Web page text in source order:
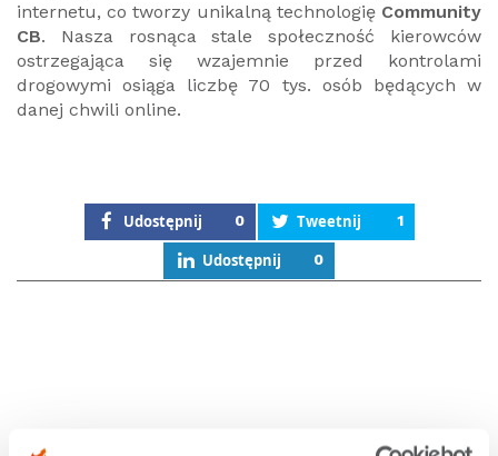
internetu, co tworzy unikalną technologię Community
CB. Nasza rosnąca stale społeczność kierowców
ostrzegająca się wzajemnie przed kontrolami
drogowymi osiąga liczbę 70 tys. osób będących w
danej chwili online.
Udostępnij 0 Tweetnij 1
Udostępnij 0